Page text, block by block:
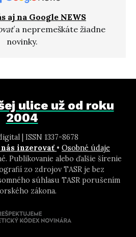
aj na Google NEWS
a nepremeškáte žiadne
novinky.
ulice už od roku
2004
| ISSN 1337-8678
nás inzerovať • Osobné údaje
Publikovanie alebo ďalšie šírenie
zo zdrojov TASR je bez
súhlasu TASR porušením
zákona.